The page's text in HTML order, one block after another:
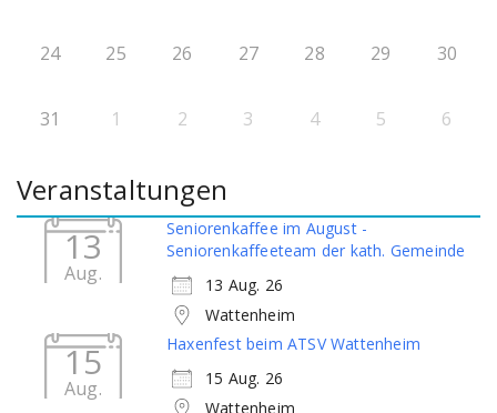
24 25 26 27 28 29 30
31 1 2 3 4 5 6
Veranstaltungen
13
Aug.
Seniorenkaffee im August -
Seniorenkaffeeteam der kath. Gemeinde
13 Aug. 26
Wattenheim
15
Aug.
Haxenfest beim ATSV Wattenheim
15 Aug. 26
Wattenheim